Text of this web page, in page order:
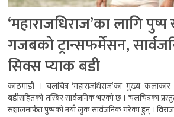
‘महाराजधिराज’का लागि
गजबको ट्रान्सफर्मेसन,
सिक्स प्याक बडी
काठमाडौं । चलचित्र ‘महाराजधिराज’का मुख्य
बडीसहितको तस्बिर सार्वजनिक भएको छ । चलचित्रका
सञ्जालमार्फत पुष्पको नयाँ लुक सार्वजनिक गरेका हुन् ।